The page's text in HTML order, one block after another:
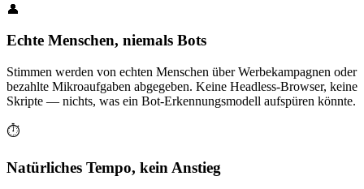
👤
Echte Menschen, niemals Bots
Stimmen werden von echten Menschen über Werbekampagnen oder
bezahlte Mikroaufgaben abgegeben. Keine Headless-Browser, keine
Skripte — nichts, was ein Bot-Erkennungsmodell aufspüren könnte.
⏱️
Natürliches Tempo, kein Anstieg